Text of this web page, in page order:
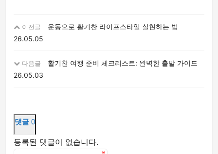
이전글
운동으로 활기찬 라이프스타일 실현하는 법
26.05.05
다음글
활기찬 여행 준비 체크리스트: 완벽한 출발 가이드
26.05.03
댓글 0
등록된 댓글이 없습니다.